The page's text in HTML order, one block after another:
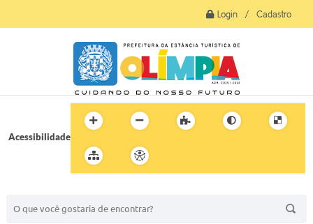
Login / Cadastro
Acessibilidade